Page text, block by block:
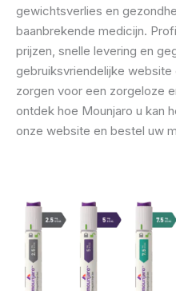
gewichtsverlies en
baanbrekende medicijn.
prijzen, snelle levering en
gebruiksvriendelijke
zorgen voor een zorgeloze
ontdek hoe Mounjaro u kan
onze website en bestel uw